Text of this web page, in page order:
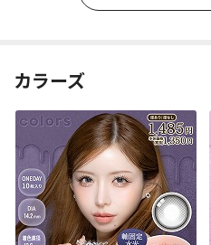
カラーズ